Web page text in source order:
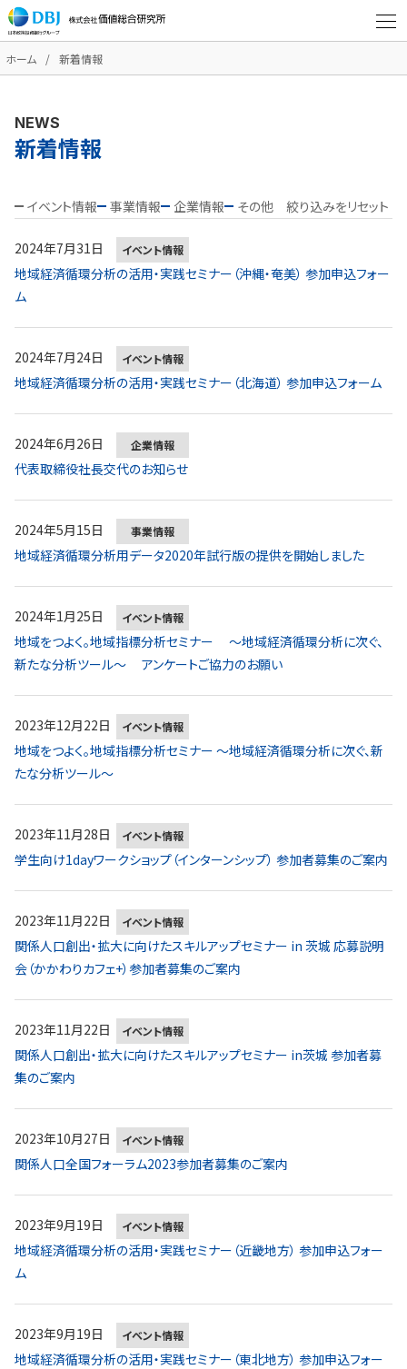
ホーム 新着情報
NEWS
新着情報
イベント情報 事業情報 企業情報 その他 絞り込みをリセット
2024年7月31日 イベント情報
地域経済循環分析の活用・実践セミナー（沖縄・奄美） 参加申込フォー
ム
2024年7月24日 イベント情報
地域経済循環分析の活用・実践セミナー（北海道） 参加申込フォーム
2024年6月26日 企業情報
代表取締役社長交代のお知らせ
2024年5月15日 事業情報
地域経済循環分析用データ2020年試行版の提供を開始しました
2024年1月25日 イベント情報
地域をつよく。地域指標分析セミナー ～地域経済循環分析に次ぐ、
新たな分析ツール～ アンケートご協力のお願い
2023年12月22日 イベント情報
地域をつよく。地域指標分析セミナー ～地域経済循環分析に次ぐ、新
たな分析ツール～
2023年11月28日 イベント情報
学生向け1dayワークショップ（インターンシップ） 参加者募集のご案内
2023年11月22日 イベント情報
関係人口創出・拡大に向けたスキルアップセミナー in 茨城 応募説明
会（かかわりカフェ+）参加者募集のご案内
2023年11月22日 イベント情報
関係人口創出・拡大に向けたスキルアップセミナー in茨城 参加者募
集のご案内
2023年10月27日 イベント情報
関係人口全国フォーラム2023参加者募集のご案内
2023年9月19日 イベント情報
地域経済循環分析の活用・実践セミナー（近畿地方） 参加申込フォー
ム
2023年9月19日 イベント情報
地域経済循環分析の活用・実践セミナー（東北地方） 参加申込フォー